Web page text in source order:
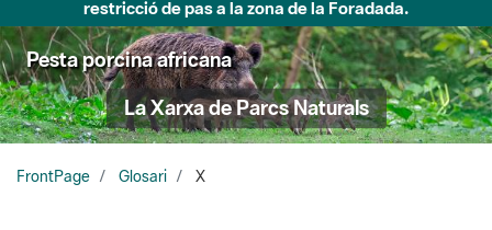
restricció de pas a la zona de la Foradada.
Pesta porcina africana
La Xarxa de Parcs Naturals
FrontPage Glosari X